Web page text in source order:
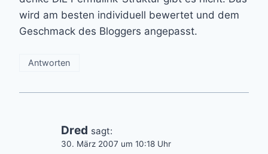
wird am besten individuell bewertet und dem
Geschmack des Bloggers angepasst.
Antworten
Dred sagt:
30. März 2007 um 10:18 Uhr